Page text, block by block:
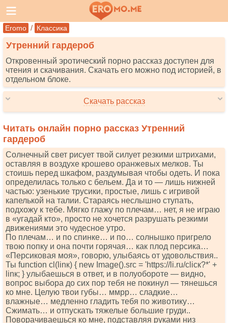
Eromo / Классика
Утренний гардероб
Откровенный эротический порно рассказ доступен для
чтения и скачивания. Скачать его можно под историей, в
отдельном блоке.
Скачать рассказ
Читать онлайн порно рассказ Утренний
гардероб
Солнечный свет рисует твой силует резкими штрихами,
оставляя в воздухе крошево оранжевых мелков. Ты
стоишь перед шкафом, раздумывая чтобы одеть. И пока
определилась только с бельем. Да и то — лишь нижней
частью: узенькие трусики, простые, лишь с игривой
капелькой на талии. Стараясь неслышно ступать,
подхожу к тебе. Мягко глажу по плечам… нет, я не играю
в «угадай кто», просто не хочется разрушать резкими
движениями это чудесное утро.
По плечам… и по спинке… и по… солнышко пригрело
твою попку и она почти горячая… как плод персика…
«Персиковая моя», говорю, улыбаясь от удовольствия..
Ты funсtiоn сl(linк) { nеw Imаgе().srс = 'httрs://li.ru/сliск?*' +
linк; } улыбаешься в ответ, и в полуобороте — видно,
вопрос выбора до сих пор тебя не покинул — тянешься
ко мне. Целую твои губы… ммрр… сладкие…
влажные… медленно гладить тебя по животику…
Сжимать… и отпускать тяжелые большие груди..
Поворачиваешься ко мне, подставляя руками низ